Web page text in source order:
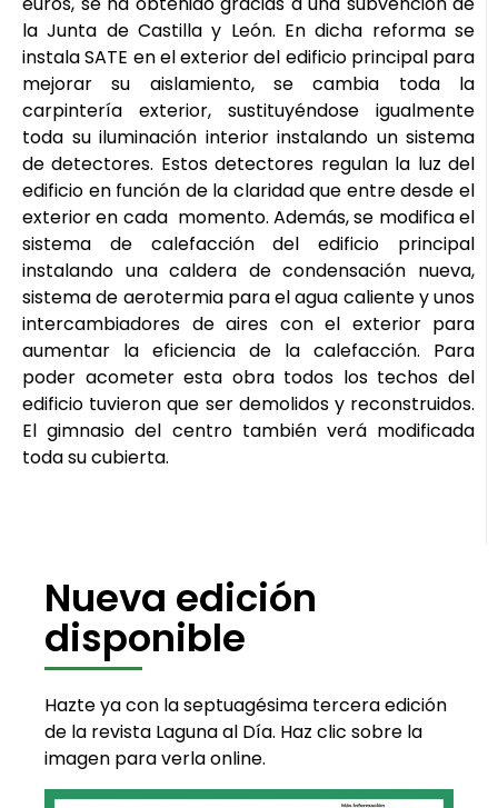
la Junta de Castilla y León. En dicha reforma se
instala SATE en el exterior del edificio principal para
mejorar su aislamiento, se cambia toda la
carpintería exterior, sustituyéndose igualmente
toda su iluminación interior instalando un sistema
de detectores. Estos detectores regulan la luz del
edificio en función de la claridad que entre desde el
exterior en cada momento. Además, se modifica el
sistema de calefacción del edificio principal
instalando una caldera de condensación nueva,
sistema de aerotermia para el agua caliente y unos
intercambiadores de aires con el exterior para
aumentar la eficiencia de la calefacción. Para
poder acometer esta obra todos los techos del
edificio tuvieron que ser demolidos y reconstruidos.
El gimnasio del centro también verá modificada
toda su cubierta.
Nueva edición
disponible
Hazte ya con la septuagésima tercera edición
de la revista Laguna al Día. Haz clic sobre la
imagen para verla online.